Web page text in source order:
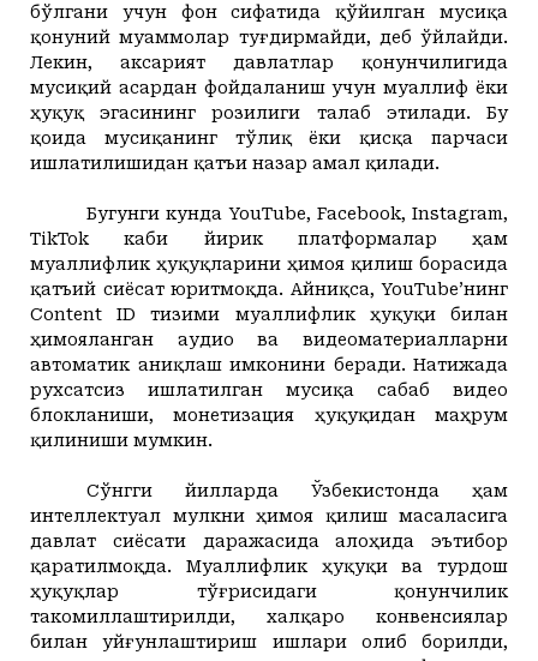
бўлгани учун фон сифатида қўйилган мусиқа
қонуний муаммолар туғдирмайди, деб ўйлайди.
Лекин, аксарият давлатлар қонунчилигида
мусиқий асардан фойдаланиш учун муаллиф ёки
ҳуқуқ эгасининг розилиги талаб этилади. Бу
қоида мусиқанинг тўлиқ ёки қисқа парчаси
ишлатилишидан қатъи назар амал қилади.
Бугунги кундаYouTube,Facebook, Instagram,
TikTokкаби йирик платформалар ҳам
муаллифлик ҳуқуқларини ҳимоя қилиш борасида
қатъий сиёсат юритмоқда. Айниқса, YouTube’нинг
Cоntent ID тизими муаллифлик ҳуқуқи билан
ҳимояланган аудио ва видеоматериалларни
автоматик аниқлаш имконини беради. Натижада
рухсатсиз ишлатилган мусиқа сабаб видео
блокланиши, монетизация ҳуқуқидан маҳрум
қилиниши мумкин.
Сўнгги йилларда Ўзбекистонда ҳам
интеллектуал мулкни ҳимоя қилиш масаласига
давлат сиёсати даражасида алоҳида эътибор
қаратилмоқда. Муаллифлик ҳуқуқи ва турдош
ҳуқуқлар тўғрисидаги қонунчилик
такомиллаштирилди, халқаро конвенсиялар
билан уйғунлаштириш ишлари олиб борилди,